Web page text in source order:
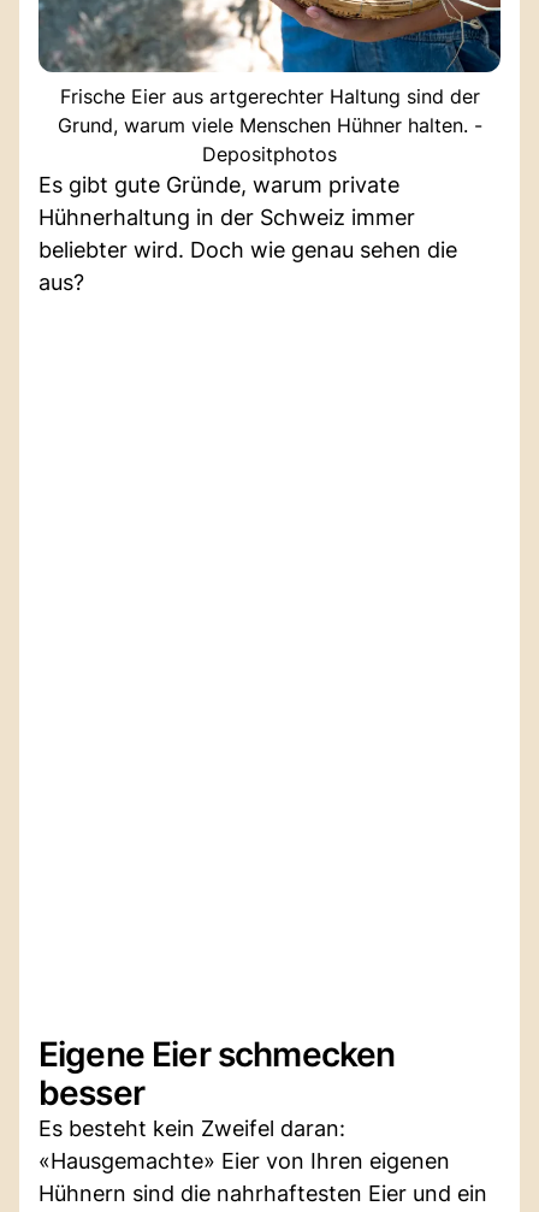
Frische Eier aus artgerechter Haltung sind der
Grund, warum viele Menschen Hühner halten. -
Depositphotos
Es gibt gute Gründe, warum private
Hühnerhaltung in der Schweiz immer
beliebter wird. Doch wie genau sehen die
aus?
Eigene Eier schmecken
besser
Es besteht kein Zweifel daran:
«Hausgemachte» Eier von Ihren eigenen
Hühnern sind die nahrhaftesten Eier und ein